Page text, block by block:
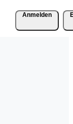
Anmelden